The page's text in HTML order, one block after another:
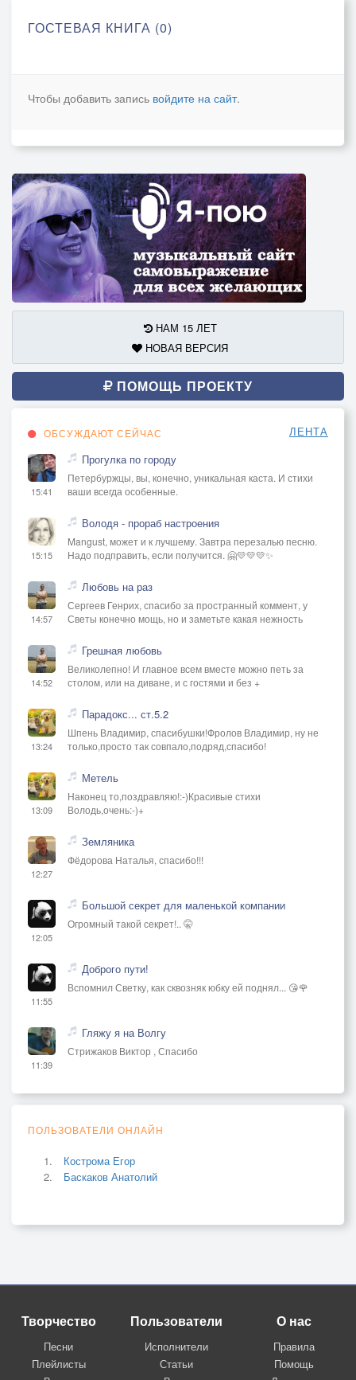
ГОСТЕВАЯ КНИГА (0)
Чтобы добавить запись войдите на сайт.
НАМ 15 ЛЕТ
НОВАЯ ВЕРСИЯ
ПОМОЩЬ ПРОЕКТУ
ОБСУЖДАЮТ СЕЙЧАС ЛЕНТА
15:41
Прогулка по городу
Петербуржцы, вы, конечно, уникальная каста. И стихи
ваши всегда особенные.
15:15
Володя - прораб настроения
Mangust, может и к лучшему. Завтра перезалью песню.
Надо подправить, если получится. 🤗💛💛💛✨
14:57
Любовь на раз
Сергеев Генрих, спасибо за пространный коммент, у
Светы конечно мощь, но и заметьте какая нежность
14:52
Грешная любовь
Великолепно! И главное всем вместе можно петь за
столом, или на диване, и с гостями и без +
13:24
Парадокс... ст.5.2
Шпень Владимир, спасибушки!Фролов Владимир, ну не
только,просто так совпало,подряд,спасибо!
13:09
Метель
Наконец то,поздравляю!:-)Красивые стихи
Володь,очень:-)+
12:27
Земляника
Фёдорова Наталья, спасибо!!!
12:05
Большой секрет для маленькой компании
Огромный такой секрет!.. 🤫
11:55
Доброго пути!
Вспомнил Светку, как сквозняк юбку ей поднял... 😘🌹
11:39
Гляжу я на Волгу
Стрижаков Виктор , Спасибо
ПОЛЬЗОВАТЕЛИ ОНЛАЙН
Кострома Егор
Баскаков Анатолий
Творчество
Песни
Плейлисты
Пользователи
Исполнители
Статьи
О нас
Правила
Помощь